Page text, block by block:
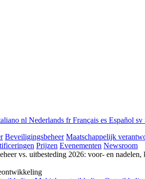
nl Nederlands frFrançais es Español sv
Beveiligingsbeheer Maatschappelijk
Prijzen Evenementen Newsroom
vs. uitbesteding 2026: voor- en nadelen,